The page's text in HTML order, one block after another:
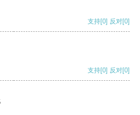
支持[0] 反对[0]
支持[0] 反对[0]